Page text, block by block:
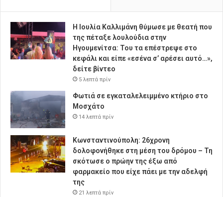
Η Ιουλία Καλλιμάνη θύμωσε με θεατή που
της πέταξε λουλούδια στην
Ηγουμενίτσα: Του τα επέστρεψε στο
κεφάλι και είπε «εσένα σ’ αρέσει αυτό…»,
δείτε βίντεο
5 λεπτά πρίν
Φωτιά σε εγκαταλελειμμένο κτήριο στο
Μοσχάτο
14 λεπτά πρίν
Κωνσταντινούπολη: 26χρονη
δολοφονήθηκε στη μέση του δρόμου – Τη
σκότωσε ο πρώην της έξω από
φαρμακείο που είχε πάει με την αδελφή
της
21 λεπτά πρίν